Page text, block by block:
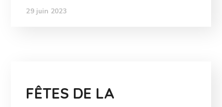
29 juin 2023
FÊTES DE LA